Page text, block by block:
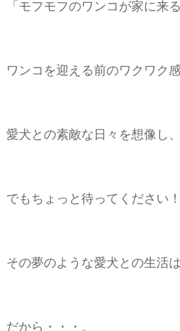
「モフモフのワンコが家に来
ワンコを迎える前のワクワク
愛犬との素敵な日々を想像し
でもちょっと待ってください！
その夢のような愛犬との生活
だから・・・。